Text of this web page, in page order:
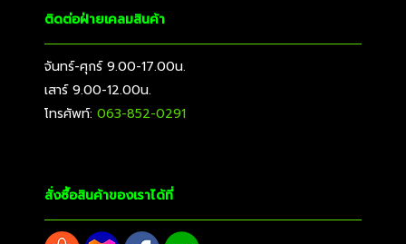
ติดต่อฝ่ายเคลมสินค้า
จันทร์-ศุกร์ 9.00-17.00น.
เสาร์ 9.00-12.00น.
โทรศัพท์: 063-852-0291
สั่งซื้อสินค้าของเราได้ที่